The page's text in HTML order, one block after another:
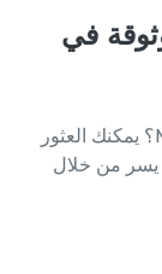
في
هل أنت بحاجة إلى جليسة أطفال في Mides؟ يمكنك العثور
يسر من خلال